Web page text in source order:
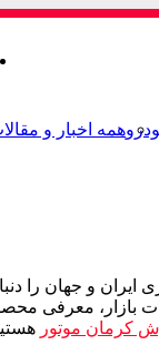
همه اخبار و
ایران و جهان
بازار، معرفی
کرمان موتور